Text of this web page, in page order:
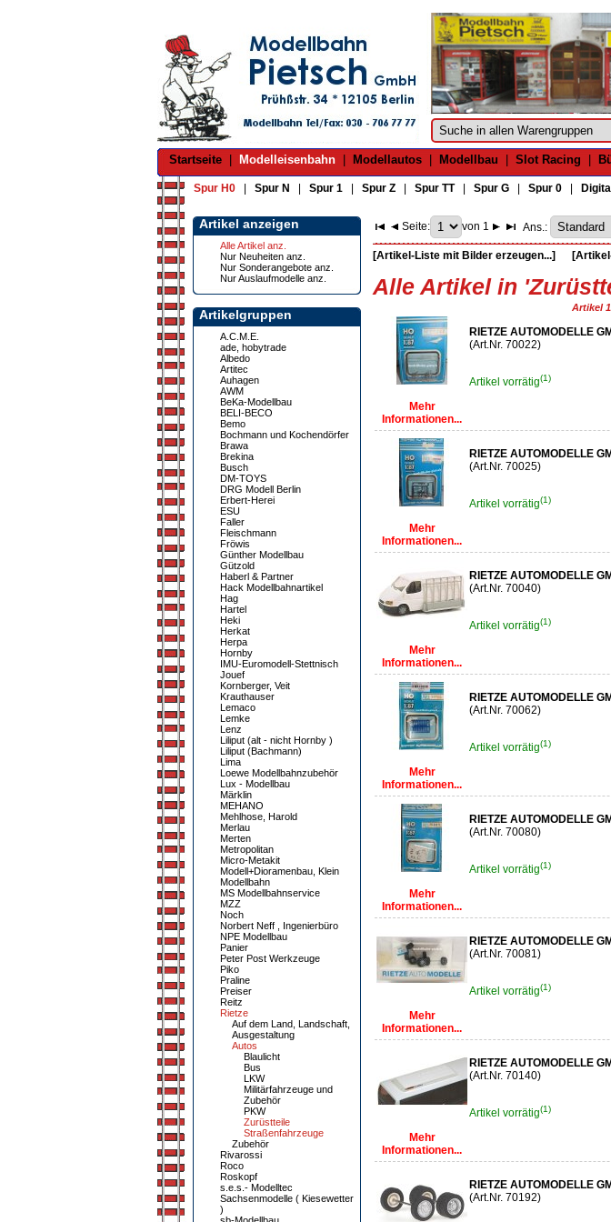
Startseite Modelleisenbahn Modellautos Modellbau Slot Racing
Spur H0 Spur N Spur 1 Spur Z Spur TT| Spur G Spur 0 Digital
Artikel anzeigen
Alle Artikel anz.
Nur Neuheiten anz.
Nur Sonderangebote anz.
Nur Auslaufmodelle anz.
Artikelgruppen
A.C.M.E.
ade, hobytrade
Albedo
Artitec
Auhagen
AWM
BeKa-Modellbau
BELI-BECO
Bemo
Bochmann und Kochendörfer
Brawa
Brekina
Busch
DM-TOYS
DRG Modell Berlin
Erbert-Herei
ESU
Faller
Fleischmann
Fröwis
Günther Modellbau
Gützold
Haberl & Partner
Hack Modellbahnartikel
Hag
Hartel
Heki
Herkat
Herpa
Hornby
IMU-Euromodell-Stettnisch
Jouef
Kornberger, Veit
Krauthauser
Lemaco
Lemke
Lenz
Liliput (alt - nicht Hornby )
Liliput (Bachmann)
Lima
Loewe Modellbahnzubehör
Lux - Modellbau
Märklin
MEHANO
Mehlhose, Harold
Merlau
Merten
Metropolitan
Micro-Metakit
Modell+Dioramenbau, Klein
Modellbahn
MS Modellbahnservice
MZZ
Noch
Norbert Neff , Ingenierbüro
NPE Modellbau
Panier
Peter Post Werkzeuge
Piko
Praline
Preiser
Reitz
Rietze
Auf dem Land, Landschaft,
Ausgestaltung
Autos
Blaulicht
Bus
LKW
Militärfahrzeuge und
Zubehör
PKW
Zurüstteile
Straßenfahrzeuge
Zubehör
Rivarossi
Roco
Roskopf
s.e.s.- Modelltec
Sachsenmodelle ( Kiesewetter
)
Seite: von 1 Ans.:
[Artikel-Liste mit Bilder erzeugen...]
Alle Artikel in
Artikel
Mehr
Informationen...
RIETZE AUTOMODELLE
(Art.Nr. 70022)
Artikel vorrätig(1)
Mehr
Informationen...
RIETZE AUTOMODELLE
(Art.Nr. 70025)
Artikel vorrätig(1)
Mehr
Informationen...
RIETZE AUTOMODELLE
(Art.Nr. 70040)
Artikel vorrätig(1)
Mehr
Informationen...
RIETZE AUTOMODELLE
(Art.Nr. 70062)
Artikel vorrätig(1)
Mehr
Informationen...
RIETZE AUTOMODELLE
(Art.Nr. 70080)
Artikel vorrätig(1)
Mehr
Informationen...
RIETZE AUTOMODELLE
(Art.Nr. 70081)
Artikel vorrätig(1)
Mehr
Informationen...
RIETZE AUTOMODELLE
(Art.Nr. 70140)
Artikel vorrätig(1)
RIETZE AUTOMODELLE
(Art.Nr. 70192)